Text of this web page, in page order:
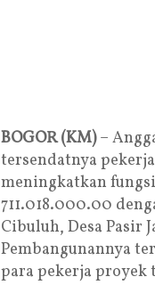
BOGOR (KM)–
tersendatnya
meningkatkan
711.018.000.00
Cibuluh, Desa Pasir
Pembangunannya
para pekerja proyek